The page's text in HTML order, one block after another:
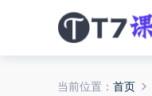
当前位置： 首页